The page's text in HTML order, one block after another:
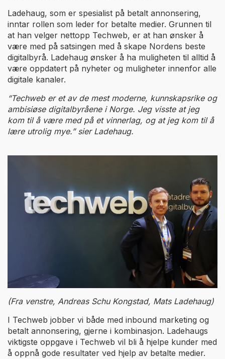
Ladehaug, som er spesialist på betalt annonsering,
inntar rollen som leder for betalte medier. Grunnen til
at han velger nettopp Techweb, er at han ønsker å
være med på satsingen med å skape Nordens beste
digitalbyrå. Ladehaug ønsker å ha muligheten til alltid å
være oppdatert på nyheter og muligheter innenfor alle
digitale kanaler.
“Techweb er et av de mest moderne, kunnskapsrike og
ambisiøse digitalbyråene i Norge. Jeg visste at jeg
kom til å være med på et vinnerlag, og at jeg kom til å
lære utrolig mye.” sier Ladehaug.
(Fra venstre, Andreas Schu Kongstad, Mats Ladehaug)
I Techweb jobber vi både med inbound marketing og
betalt annonsering, gjerne i kombinasjon. Ladehaugs
viktigste oppgave i Techweb vil bli å hjelpe kunder med
å oppnå gode resultater ved hjelp av betalte medier.